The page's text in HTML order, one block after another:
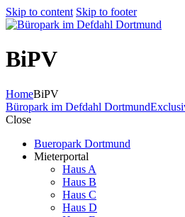
Skip to content Skip to footer
BiPV
HomeBiPV
Büropark im Defdahl Dortmund
Close
Bueropark Dortmund
Mieterportal
Haus A
Haus B
Haus C
Haus D